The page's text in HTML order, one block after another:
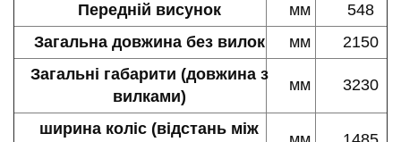
Передній висунок мм
548
Загальна довжина без вилок
мм
2150
Загальні габарити (довжина з
вилками)
мм 3230
ширина коліс (відстань між